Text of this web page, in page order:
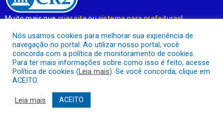
Muito mais quecriar siteousistema para prefeituras!
contrato que todas as exigências das leis de transparência
públicaserão atendidas.
Conheça oPNTPe o Radar da Transparência Pública
Nós usamos cookies para melhorar sua experiência de
navegação no portal. Ao utilizar nosso portal, você
concorda com a política de monitoramento de cookies.
Para ter mais informações sobre como isso é feito, acesse
Política de cookies (Leia mais). Se você concorda, clique em
ACEITO.
Leia mais ACEITO